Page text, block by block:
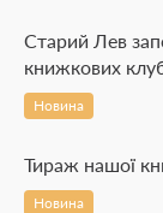
Старий Лев
книжкових
Новина
Тираж нашої
Новина